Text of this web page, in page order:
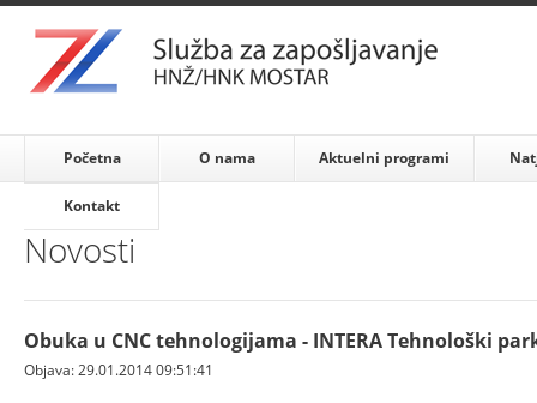
Početna O nama Aktuelni programi
Kontakt
Novosti
Obuka u CNC tehnologijama - INTERA Tehnološki
Objava: 29.01.2014 09:51:41